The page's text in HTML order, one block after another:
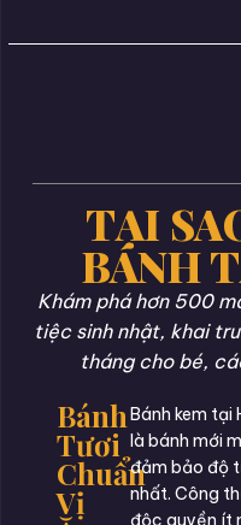
TẠI
BÁNH
Khám phá hơn 500
tiệc sinh nhật, khai
tháng cho bé,
Bánh
Tươi
Chuẩn
Vị
Bánh kem tại
là bánh mới
đảm bảo độ
nhất. Công
độc quyền ít